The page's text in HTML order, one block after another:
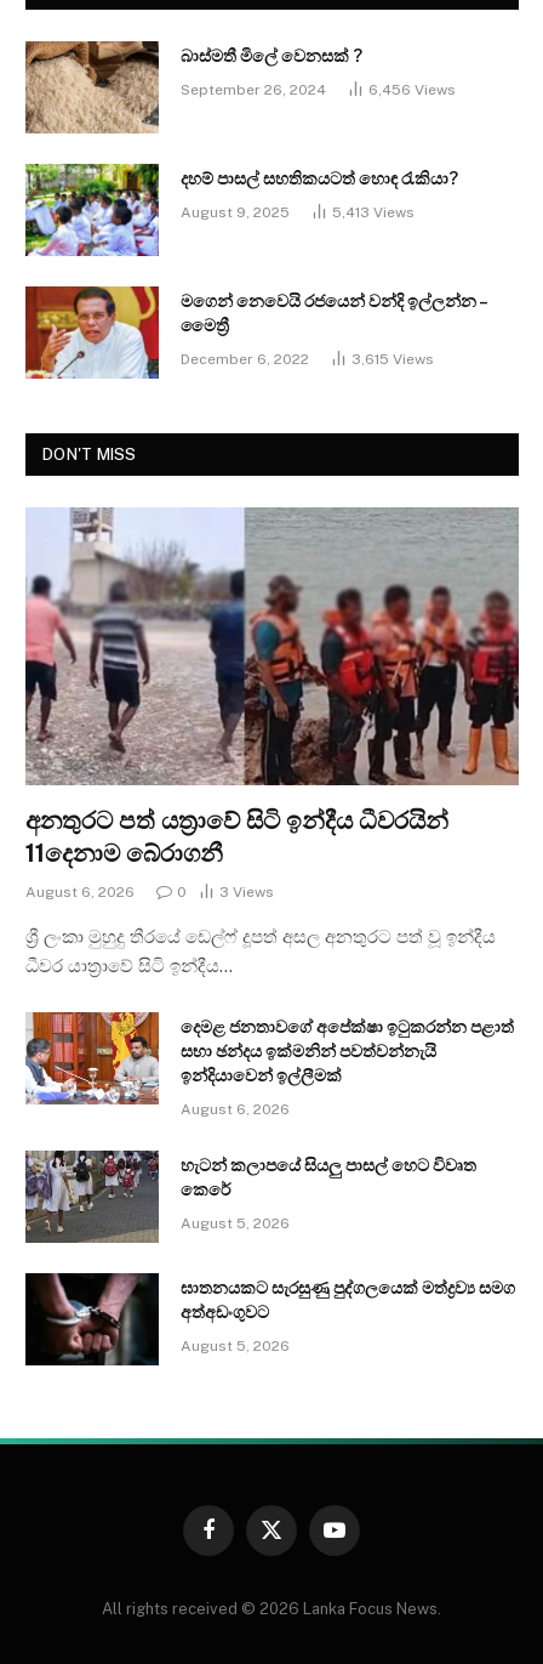
බාස්මතී මිලේ වෙනසක් ?
September 26, 2024 6,456 Views
දහම් පාසල් සහතිකයටත් හොඳ රැකියා?
August 9, 2025 5,413 Views
මගෙන් නෙවෙයි රජයෙන් වන්දි ඉල්ලන්න –
මෛත්‍රී
December 6, 2022 3,615 Views
DON'T MISS
අනතුරට පත් යත්‍රාවේ සිටි ඉන්දීය ධීවරයින්
11දෙනාම බේරාගනී
August 6, 2026 0 3 Views
ශ්‍රී ලංකා මුහුදු තීරයේ ඩෙල්ෆ් දූපත් අසල අනතුරට පත් වූ ඉන්දීය
ධීවර යාත්‍රාවේ සිටි ඉන්දීය…
දෙමළ ජනතාවගේ අපේක්ෂා ඉටුකරන්න පළාත්
සභා ඡන්දය ඉක්මනින් පවත්වන්නැයි
ඉන්දියාවෙන් ඉල්ලීමක්
August 6, 2026
හැටන් කලාපයේ සියලු පාසල් හෙට විවෘත
කෙරේ
August 5, 2026
ඝාතනයකට සැරසුණු පුද්ගලයෙක් මත්ද්‍රව්‍ය සමග
අත්අඩංගුවට
August 5, 2026
Facebook
X
YouTube
All rights received © 2026 Lanka Focus News.